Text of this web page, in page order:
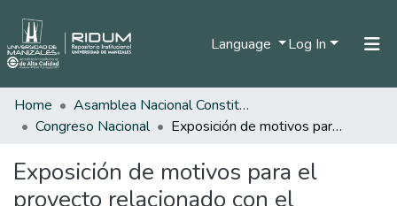
Language Log In
All of DSpace
Home
Asamblea Nacional Constituyente
Congreso Nacional
Exposición de motivos para el proyecto relacionado con el estatuto de la oposición, Medidas tendientes al restablecimiento del orden público
Exposición de motivos para el
proyecto relacionado con el